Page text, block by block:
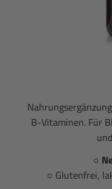
B-Vitaminen. Für
○
○ Glutenfrei,